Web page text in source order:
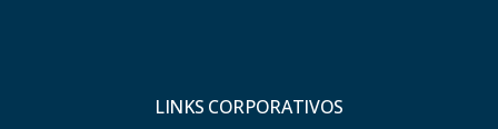
LINKS CORPORATIVOS